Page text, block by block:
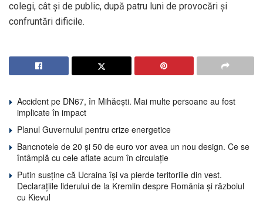
colegi, cât și de public, după patru luni de provocări și
confruntări dificile.
Accident pe DN67, în Mihăești. Mai multe persoane au fost
implicate în impact
Planul Guvernului pentru crize energetice
Bancnotele de 20 și 50 de euro vor avea un nou design. Ce se
întâmplă cu cele aflate acum în circulație
Putin susține că Ucraina își va pierde teritoriile din vest.
Declarațiile liderului de la Kremlin despre România și războiul
cu Kievul